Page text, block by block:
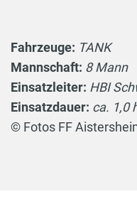
Fahrzeuge: TANK
Mannschaft: 8 Mann
Einsatzleiter: HBI
Einsatzdauer: ca. 1,0
© Fotos FF